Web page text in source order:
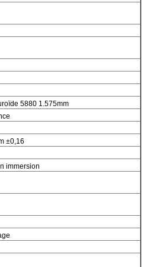
5880 1.575mm
±0,16
immersion